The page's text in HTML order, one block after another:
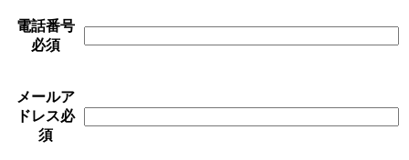
電話番号
必須
メールア
ドレス必
須